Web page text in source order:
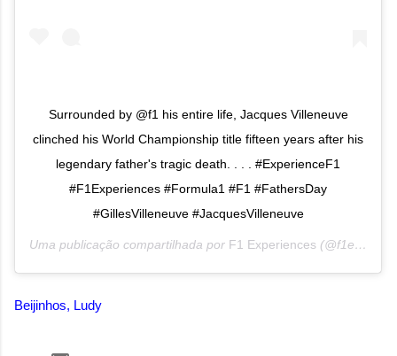
Surrounded by @f1 his entire life, Jacques Villeneuve
clinched his World Championship title fifteen years after his
legendary father's tragic death. . . . #ExperienceF1
#F1Experiences #Formula1 #F1 #FathersDay
#GillesVilleneuve #JacquesVilleneuve
Uma publicação compartilhada por F1 Experiences (@f1experiences) em
Beijinhos, Ludy